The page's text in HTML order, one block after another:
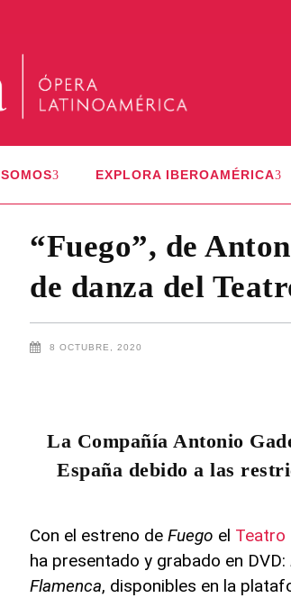
SOMOS EXPLORA IBEROAMÉRICA
“Fuego”, de
de danza del
8 OCTUBRE, 2020
La Compañía Antonio
España debido a las
Con el estreno deFuego el Teatro
ha presentado y grabado en DVD:
Flamenca, disponibles en la